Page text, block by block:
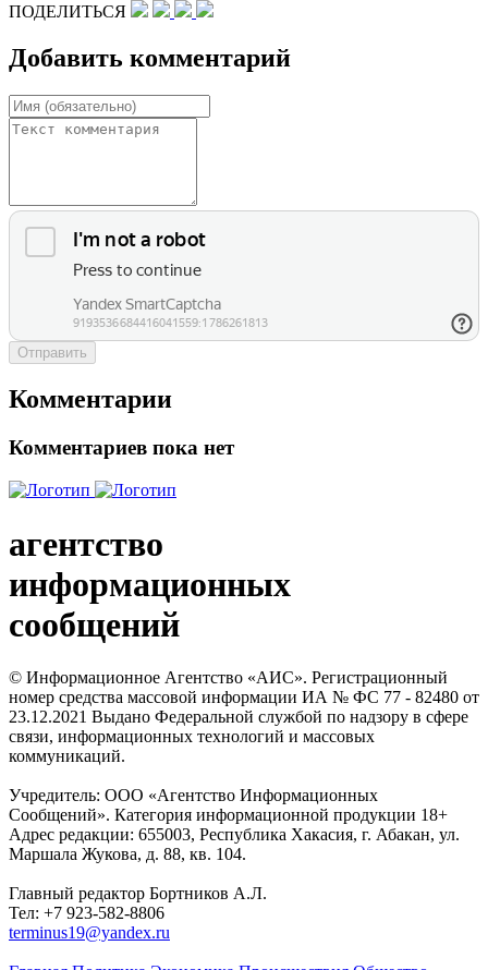
ПОДЕЛИТЬСЯ
Добавить комментарий
Отправить
Комментарии
Комментариев пока нет
агентство
информационных
сообщений
© Информационное Агентство «АИС». Регистрационный
номер средства массовой информации ИА № ФС 77 - 82480 от
23.12.2021 Выдано Федеральной службой по надзору в сфере
связи, информационных технологий и массовых
коммуникаций.
Учредитель: ООО «Агентство Информационных
Сообщений». Категория информационной продукции 18+
Адрес редакции: 655003, Республика Хакасия, г. Абакан, ул.
Маршала Жукова, д. 88, кв. 104.
Главный редактор Бортников А.Л.
Тел: +7 923-582-8806
terminus19@yandex.ru